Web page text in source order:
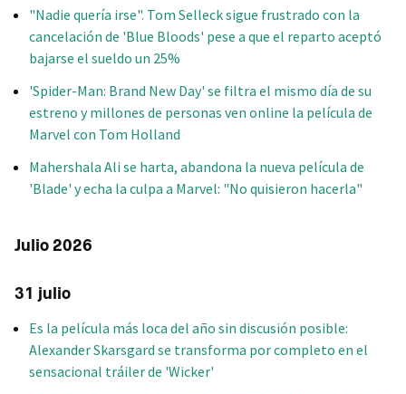
"Nadie quería irse". Tom Selleck sigue frustrado con la
cancelación de 'Blue Bloods' pese a que el reparto aceptó
bajarse el sueldo un 25%
'Spider-Man: Brand New Day' se filtra el mismo día de su
estreno y millones de personas ven online la película de
Marvel con Tom Holland
Mahershala Ali se harta, abandona la nueva película de
'Blade' y echa la culpa a Marvel: "No quisieron hacerla"
Julio 2026
31 julio
Es la película más loca del año sin discusión posible:
Alexander Skarsgard se transforma por completo en el
sensacional tráiler de 'Wicker'